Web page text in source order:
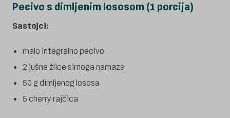
Pecivo s dimljenim lososom (1 porcija)
Sastojci:
malo integralno pecivo
2 jušne žlice sirnoga namaza
50 g dimljenog lososa
5 cherry rajčica